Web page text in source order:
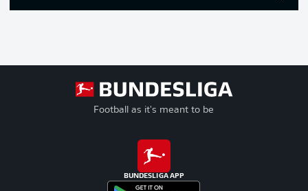
Football as it's meant to be
BUNDESLIGA APP